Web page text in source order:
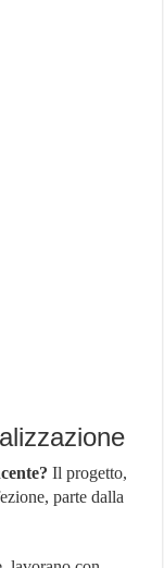
Il progetto,
parte dalla